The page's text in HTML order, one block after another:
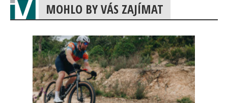
MOHLO BY VÁS ZAJÍMAT